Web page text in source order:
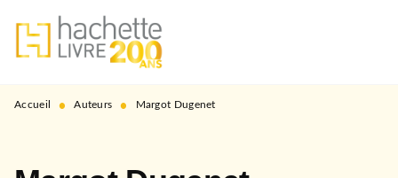
MENU RECHERCHE
PIED DE PAGE
Accueil • Auteurs • Margot Dugenet